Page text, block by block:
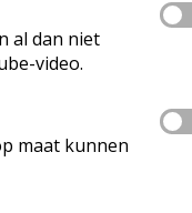
al dan niet
video.
maat kunnen